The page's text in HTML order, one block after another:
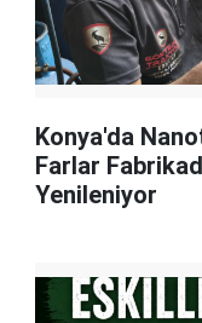
Konya'da
Farlar
Yenileniyor